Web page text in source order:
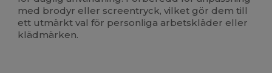
med brodyr eller screentryck, vilket gör dem till
ett utmärkt val för personliga arbetskläder eller
klädmärken.